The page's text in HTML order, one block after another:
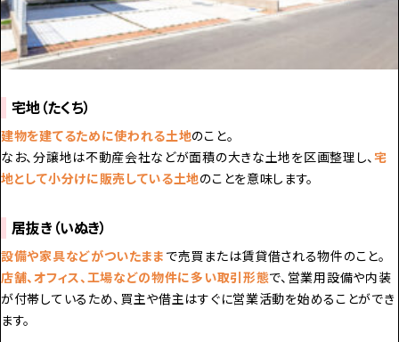
宅地（たくち）
建物を建てるために使われる土地のこと。
なお、分譲地は不動産会社などが面積の大きな土地を区画整理し、宅
地として小分けに販売している土地のことを意味します。
居抜き（いぬき）
設備や家具などがついたまま で売買または賃貸借される物件のこと。
店舗、オフィス、工場などの物件に多い取引形態で、営業用設備や内装
が付帯しているため、買主や借主はすぐに営業活動を始めることができ
ます。